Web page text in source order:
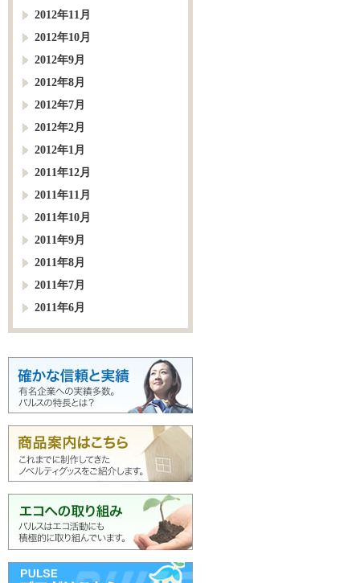
2012年11月
2012年10月
2012年9月
2012年8月
2012年7月
2012年2月
2012年1月
2011年12月
2011年11月
2011年10月
2011年9月
2011年8月
2011年7月
2011年6月